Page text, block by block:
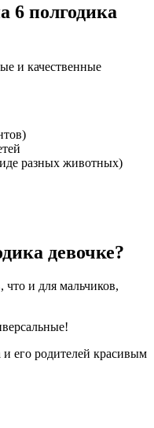
6 полгодика
и качественные
разных животных)
девочке?
и для мальчиков,
и его родителей красивым